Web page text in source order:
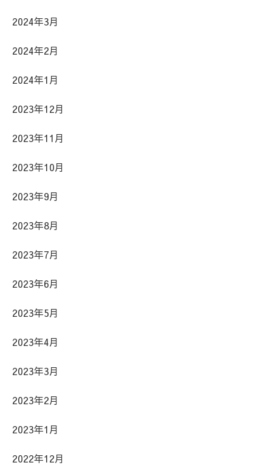
2024年3月
2024年2月
2024年1月
2023年12月
2023年11月
2023年10月
2023年9月
2023年8月
2023年7月
2023年6月
2023年5月
2023年4月
2023年3月
2023年2月
2023年1月
2022年12月